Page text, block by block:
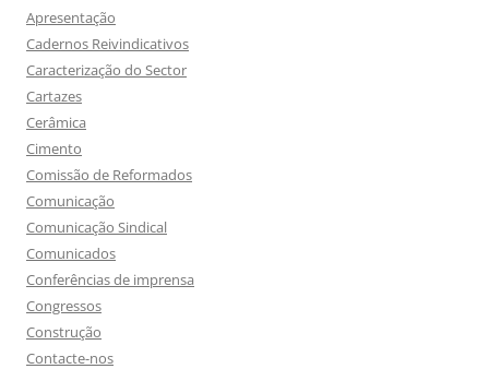
Apresentação
Cadernos Reivindicativos
Caracterização do Sector
Cartazes
Cerâmica
Cimento
Comissão de Reformados
Comunicação
Comunicação Sindical
Comunicados
Conferências de imprensa
Congressos
Construção
Contacte-nos